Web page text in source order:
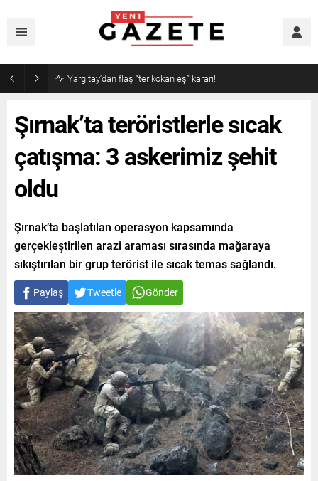
Şırnak’ta teröristlerle sıcak
çatışma: 3 askerimiz şehit
oldu
Şırnak’ta başlatılan operasyon kapsamında
gerçekleştirilen arazi araması sırasında mağaraya
sıkıştırılan bir grup terörist ile sıcak temas sağlandı.
Paylaş Tweetle Gönder